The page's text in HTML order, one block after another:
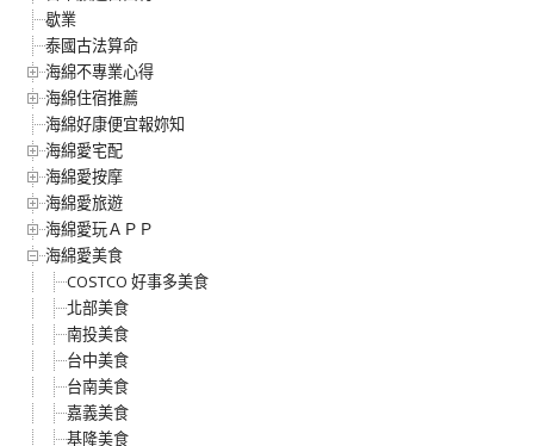
歇業
泰國古法算命
海綿不專業心得
海綿住宿推薦
海綿好康便宜報妳知
海綿愛宅配
海綿愛按摩
海綿愛旅遊
海綿愛玩ＡＰＰ
海綿愛美食
COSTCO 好事多美食
北部美食
南投美食
台中美食
台南美食
嘉義美食
基隆美食